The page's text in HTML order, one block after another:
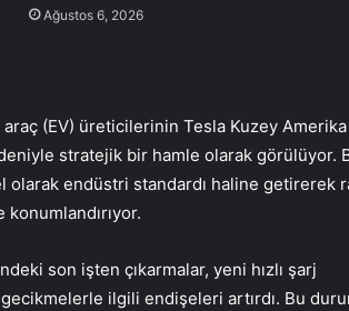
Ağustos 6, 2026
araç (EV) üreticilerinin Tesla Kuzey
stratejik bir hamle olarak görülüyor.
olarak endüstri standardı haline getirerek
son işten çıkarmalar, yeni hızlı şarj
ilgili endişeleri artırdı. Bu